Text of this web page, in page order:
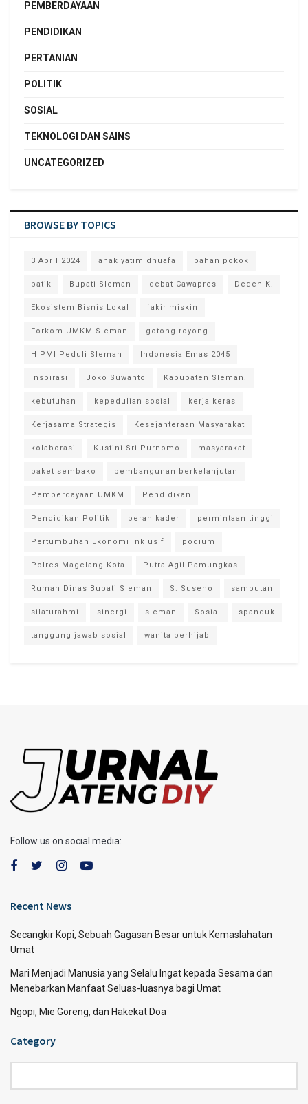
PEMBERDAYAAN
PENDIDIKAN
PERTANIAN
POLITIK
SOSIAL
TEKNOLOGI DAN SAINS
UNCATEGORIZED
BROWSE BY TOPICS
3 April 2024 anak yatim dhuafa bahan pokok
batik Bupati Sleman debat Cawapres Dedeh K.
Ekosistem Bisnis Lokal fakir miskin
Forkom UMKM Sleman gotong royong
HIPMI Peduli Sleman Indonesia Emas 2045
inspirasi Joko Suwanto Kabupaten Sleman.
kebutuhan kepedulian sosial kerja keras
Kerjasama Strategis Kesejahteraan Masyarakat
kolaborasi Kustini Sri Purnomo masyarakat
paket sembako pembangunan berkelanjutan
Pemberdayaan UMKM Pendidikan
Pendidikan Politik peran kader permintaan tinggi
Pertumbuhan Ekonomi Inklusif podium
Polres Magelang Kota Putra Agil Pamungkas
Rumah Dinas Bupati Sleman S. Suseno sambutan
silaturahmi sinergi sleman Sosial spanduk
tanggung jawab sosial wanita berhijab
Follow us on social media:
Recent News
Secangkir Kopi, Sebuah Gagasan Besar untuk Kemaslahatan
Umat
Mari Menjadi Manusia yang Selalu Ingat kepada Sesama dan
Menebarkan Manfaat Seluas-luasnya bagi Umat
Ngopi, Mie Goreng, dan Hakekat Doa
Category